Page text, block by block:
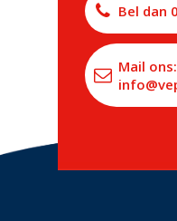
Bel dan
Mail ons: